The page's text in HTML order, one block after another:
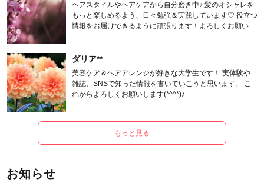
ヘアスタイルやヘアケアから自分磨き中♪ 髪のオシャレを
もっと楽しめるよう、日々勉強＆実践しています♡ 役立つ
情報をお届けできるように頑張ります！よろしくお願いし
ダリア**
美容ケア＆ヘアアレンジが好きな大学生です！ 実体験や
雑誌、SNSで知った情報を書いていこうと思います。 こ
れからよろしくお願いします(*^^*)♪
もっと見る
お知らせ